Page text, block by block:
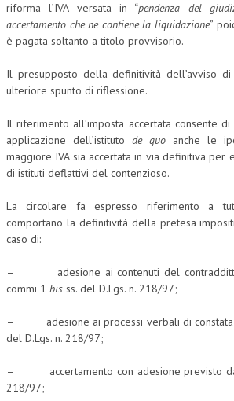
riforma l’IVA versata in “pendenza del
accertamento che ne contiene la liquidazione”
è pagata soltanto a titolo provvisorio.
Il presupposto della definitività dell’avviso
ulteriore spunto di riflessione.
Il riferimento all’imposta accertata consente
applicazione dell’istituto de quo anche le
maggiore IVA sia accertata in via definitiva per
di istituti deflattivi del contenzioso.
La circolare fa espresso riferimento a
comportano la definitività della pretesa
caso di:
– adesione ai contenuti del
commi 1 bis ss. del D.Lgs. n. 218/97;
– adesione ai processi verbali di
del D.Lgs. n. 218/97;
– accertamento con adesione previsto
218/97;